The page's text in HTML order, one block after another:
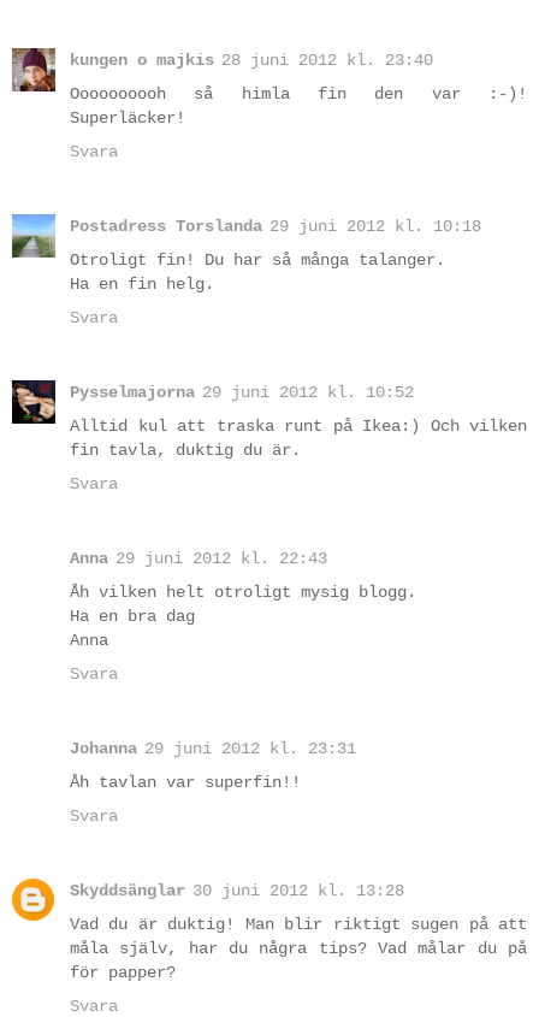
kungen o majkis 28 juni 2012 kl. 23:40
Oooooooooh så himla fin den var :-)!
Superläcker!
Svara
Postadress Torslanda 29 juni 2012 kl. 10:18
Otroligt fin! Du har så många talanger.
Ha en fin helg.
Svara
Pysselmajorna 29 juni 2012 kl. 10:52
Alltid kul att traska runt på Ikea:) Och vilken
fin tavla, duktig du är.
Svara
Anna 29 juni 2012 kl. 22:43
Åh vilken helt otroligt mysig blogg.
Ha en bra dag
Anna
Svara
Johanna 29 juni 2012 kl. 23:31
Åh tavlan var superfin!!
Svara
Skyddsänglar 30 juni 2012 kl. 13:28
Vad du är duktig! Man blir riktigt sugen på att
måla själv, har du några tips? Vad målar du på
för papper?
Svara